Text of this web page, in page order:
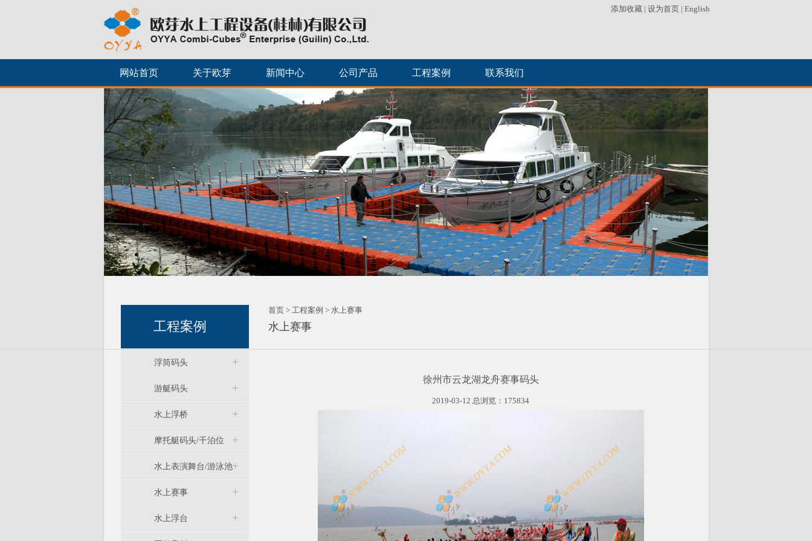
添加收藏 | 设为首页| English
网站首页 关于欧芽 新闻中心 公司产品 工程案例 联系我们
工程案例
首页 > 工程案例 > 水上赛事
水上赛事
浮筒码头
游艇码头
水上浮桥
摩托艇码头/干泊位
水上表演舞台/游泳池
水上赛事
水上浮台
徐州市云龙湖龙舟赛事码头
2019-03-12 总浏览：175834